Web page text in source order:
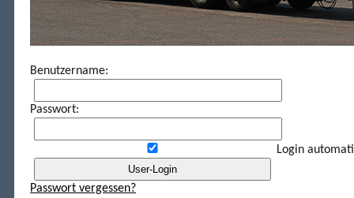
Benutzername:
Passwort:
Login
Passwort vergessen?